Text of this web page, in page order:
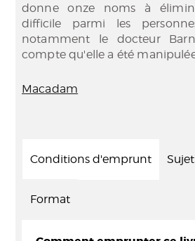
donne onze noms à
difficile parmi les
notamment le docteur
compte qu'elle a été
Macadam
Conditions d'emprunt Sujet
Format